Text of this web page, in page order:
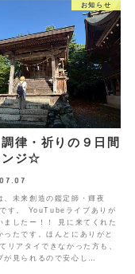
お知らせ
律・祈りの９日間
ンジ☆
、未来創造の鑑定師・輝夜
です。 YouTubeライブありが
ましたー！！ 見に来てくれた
ったです。ほんとにありがと
リアタイできなかった方も、
が見られるので安心し…